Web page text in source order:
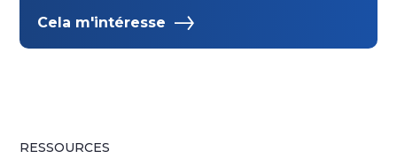
Cela m'intéresse
RESSOURCES